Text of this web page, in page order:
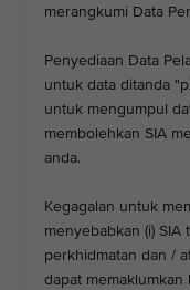
merangkumi Data
Penyediaan Data
untuk data ditanda
untuk mengumpul
membolehkan SIA
anda.
Kegagalan untuk
menyebabkan (i)
perkhidmatan dan /
dapat